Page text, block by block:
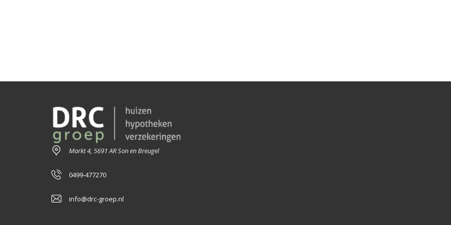
Markt 4, 5691 AR Son en Breugel
0499-477270
info@drc-groep.nl